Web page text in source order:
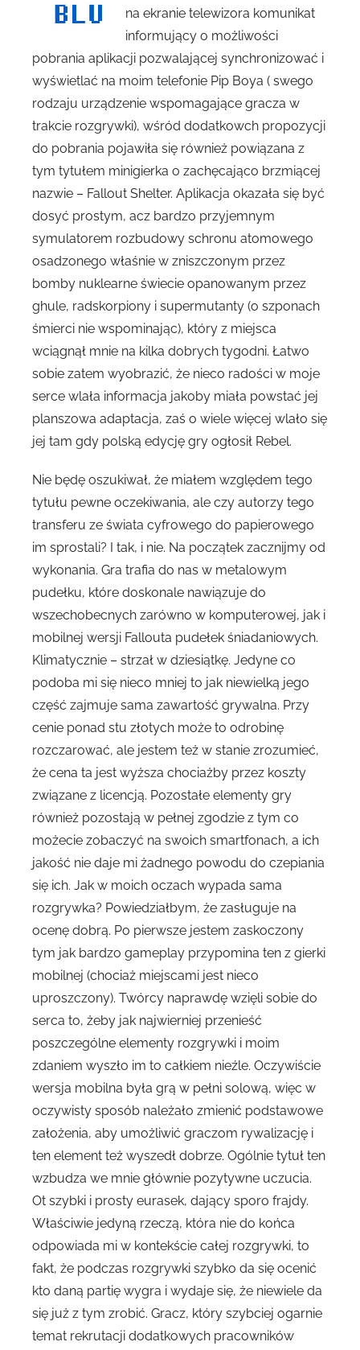
na ekranie telewizora komunikat
informujący o możliwości
pobrania aplikacji pozwalającej synchronizować i
wyświetlać na moim telefonie Pip Boya ( swego
rodzaju urządzenie wspomagające gracza w
trakcie rozgrywki), wśród dodatkowch propozycji
do pobrania pojawiła się również powiązana z
tym tytułem minigierka o zachęcająco brzmiącej
nazwie – Fallout Shelter. Aplikacja okazała się być
dosyć prostym, acz bardzo przyjemnym
symulatorem rozbudowy schronu atomowego
osadzonego właśnie w zniszczonym przez
bomby nuklearne świecie opanowanym przez
ghule, radskorpiony i supermutanty (o szponach
śmierci nie wspominając), który z miejsca
wciągnął mnie na kilka dobrych tygodni. Łatwo
sobie zatem wyobrazić, że nieco radości w moje
serce wlała informacja jakoby miała powstać jej
planszowa adaptacja, zaś o wiele więcej wlało się
jej tam gdy polską edycję gry ogłosił Rebel.
Nie będę oszukiwał, że miałem względem tego
tytułu pewne oczekiwania, ale czy autorzy tego
transferu ze świata cyfrowego do papierowego
im sprostali? I tak, i nie. Na początek zacznijmy od
wykonania. Gra trafia do nas w metalowym
pudełku, które doskonale nawiązuje do
wszechobecnych zarówno w komputerowej, jak i
mobilnej wersji Fallouta pudełek śniadaniowych.
Klimatycznie – strzał w dziesiątkę. Jedyne co
podoba mi się nieco mniej to jak niewielką jego
część zajmuje sama zawartość grywalna. Przy
cenie ponad stu złotych może to odrobinę
rozczarować, ale jestem też w stanie zrozumieć,
że cena ta jest wyższa chociażby przez koszty
związane z licencją. Pozostałe elementy gry
również pozostają w pełnej zgodzie z tym co
możecie zobaczyć na swoich smartfonach, a ich
jakość nie daje mi żadnego powodu do czepiania
się ich. Jak w moich oczach wypada sama
rozgrywka? Powiedziałbym, że zasługuje na
ocenę dobrą. Po pierwsze jestem zaskoczony
tym jak bardzo gameplay przypomina ten z gierki
mobilnej (chociaż miejscami jest nieco
uproszczony). Twórcy naprawdę wzięli sobie do
serca to, żeby jak najwierniej przenieść
poszczególne elementy rozgrywki i moim
zdaniem wyszło im to całkiem nieźle. Oczywiście
wersja mobilna była grą w pełni solową, więc w
oczywisty sposób należało zmienić podstawowe
założenia, aby umożliwić graczom rywalizację i
ten element też wyszedł dobrze. Ogólnie tytuł ten
wzbudza we mnie głównie pozytywne uczucia.
Ot szybki i prosty eurasek, dający sporo frajdy.
Właściwie jedyną rzeczą, która nie do końca
odpowiada mi w kontekście całej rozgrywki, to
fakt, że podczas rozgrywki szybko da się ocenić
kto daną partię wygra i wydaje się, że niewiele da
się już z tym zrobić. Gracz, który szybciej ogarnie
temat rekrutacji dodatkowych pracowników